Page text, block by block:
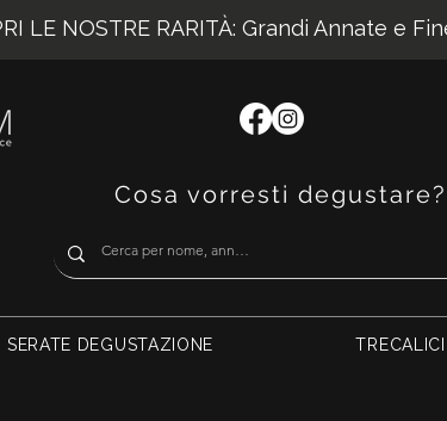
LE NOSTRE RARITÀ: Grandi Annate e
Cosa vorresti degustare?
SERATE DEGUSTAZIONE